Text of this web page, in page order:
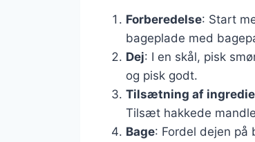
Forberedelse: Start
bageplade med
Dej: I en skål, pisk
og pisk godt.
Tilsætning af
Tilsæt hakkede
Bage: Fordel dejen på